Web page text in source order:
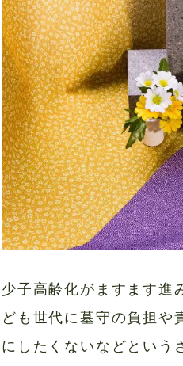
少子高齢化がますます進
ども世代に墓守の負担や
にしたくないなどという